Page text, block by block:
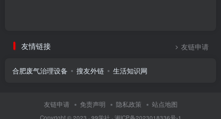
友情链接 友链申请
合肥废气治理设备 搜友外链 生活知识网
友链申请 免责声明 隐私政策 站点地图